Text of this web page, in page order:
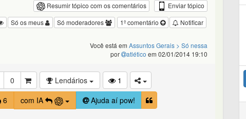
Resumir tópico com os comentários
Enviar tópico
Notificar
1º comentário
Só moderadores
Só os meus
Você está em Assuntos Gerais > Só nessa
por
atlético em 02/01/2014 19:10
0 Lendários
1
6 com IA Ajuda aí pow!